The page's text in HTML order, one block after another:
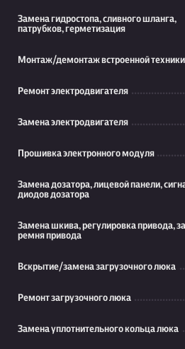
Замена гидростопа, сливного шланга,
патрубков, герметизация
Монтаж/демонтаж встроенной техники
Ремонт электродвигателя
Замена электродвигателя
Прошивка электронного модуля
Замена дозатора, лицевой панели,
диодов дозатора
Замена шкива, регулировка привода,
ремня привода
Вскрытие/замена загрузочного люка
Ремонт загрузочного люка
Замена уплотнительного кольца люка